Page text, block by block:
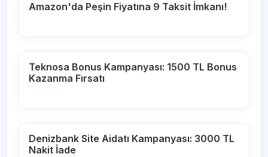
Amazon'da Peşin Fiyatına 9 Taksit İmkanı!
Teknosa Bonus Kampanyası: 1500 TL Bonus
Kazanma Fırsatı
Denizbank Site Aidatı Kampanyası: 3000 TL
Nakit İade